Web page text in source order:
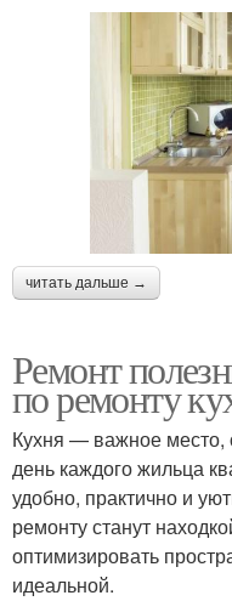
читать дальше →
Ремонт
по ремонту
Кухня — важное место,
день каждого жильца
удобно, практично и
ремонту станут
оптимизировать
идеальной.